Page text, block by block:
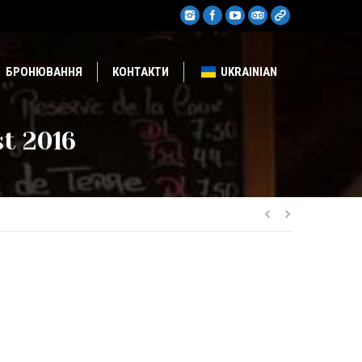
БРОНЮВАННЯ КОНТАКТИ UKRAINIAN
2016